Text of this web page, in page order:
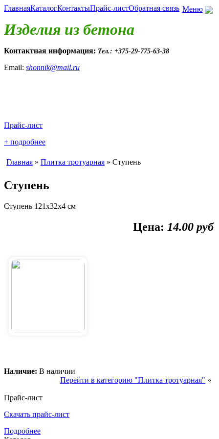
Меню
ГлавнаяКаталогКонтактыПрайс-листОбратная связь
Изделия из бетона
Контактная информация: Тел.: +375-29-775-63-38
Email: shonnik@mail.ru
Прайс-лист
+ подробнее
Главная » Плитка тротуарная » Ступень
Ступень
Ступень 121х32х4 см
Цена: 14.00 руб
Наличие: В наличии
Перейти в категорию "Плитка тротуарная" »
Прайс-лист
Скачать прайс-лист
Подробнее